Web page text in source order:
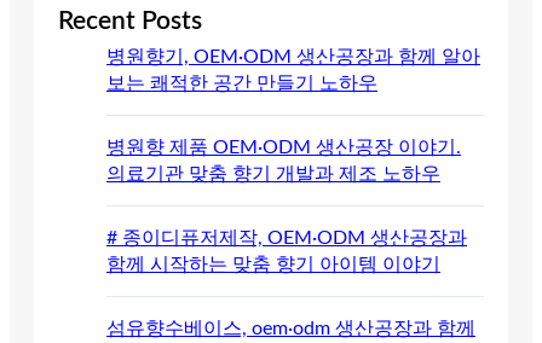
Recent Posts
병원향기, OEM·ODM 생산공장과 함께 알아
보는 쾌적한 공간 만들기 노하우
병원향 제품 OEM·ODM 생산공장 이야기.
의료기관 맞춤 향기 개발과 제조 노하우
# 종이디퓨저제작, OEM·ODM 생산공장과
함께 시작하는 맞춤 향기 아이템 이야기
섬유향수베이스, oem·odm 생산공장과 함께